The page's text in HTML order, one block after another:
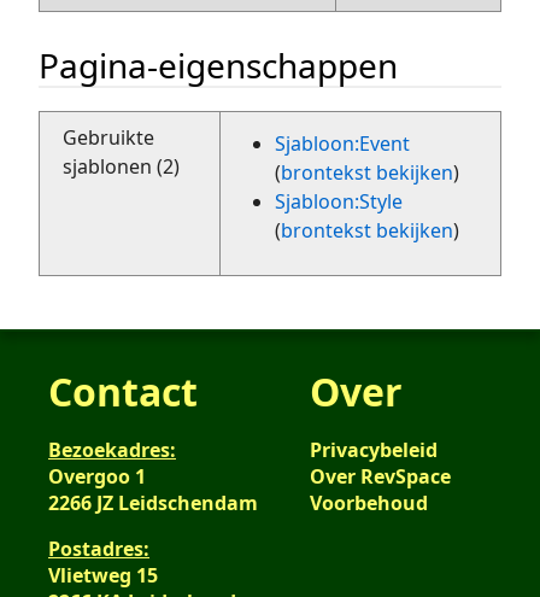
Pagina-eigenschappen
Gebruikte
sjablonen (2)
Sjabloon:Event
(brontekst bekijken)
Sjabloon:Style
(brontekst bekijken)
Contact
Bezoekadres:
Overgoo 1
2266 JZ Leidschendam
Postadres:
Vlietweg 15
Over
Privacybeleid
Over RevSpace
Voorbehoud